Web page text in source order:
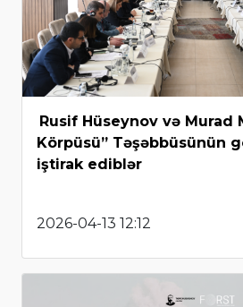
Rusif Hüseynov və Murad
Körpüsü” Təşəbbüsünün
iştirak ediblər
2026-04-13 12:12